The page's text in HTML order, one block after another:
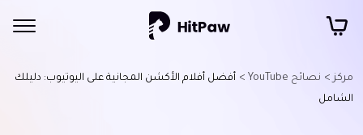
مركز > نصائح YouTube >
أفضل أفلام الأكشن المجانية على اليوتيوب: دليلك
الشامل